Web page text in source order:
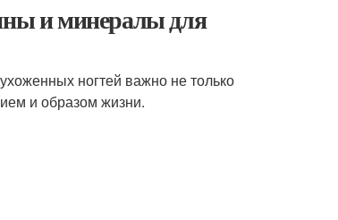
и минералы для
ногтей важно не только
и образом жизни.